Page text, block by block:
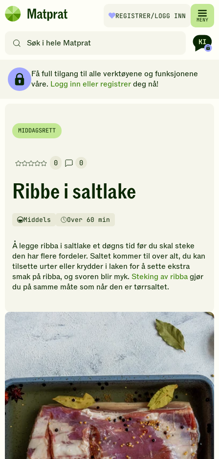
Hopp til hovedinnhold
Matprat
REGISTRER/LOGG INN MENY
etter
filtre
Få full tilgang til alle verktøyene og funksjonene
våre. Logg inn eller registrerdeg nå!
MIDDAGSRETT
0
Denne
har
foreløpig
vurderinger.
den
første
til
å
vurdere
0
Ribbe i saltlake
Vanskelighetsgrad
Middels
TilberedningstidOver 60 min
Å legge ribba i saltlake et døgns tid før du skal steke
den har flere fordeler. Saltet kommer til over alt, du kan
tilsette urter eller krydder i laken for å sette ekstra
smak på ribba, og svoren blir myk. Steking av ribbagjør
du på samme måte som når den er tørrsaltet.